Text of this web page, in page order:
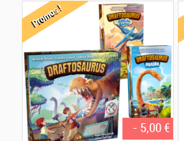
- 5,00 €
Promos !